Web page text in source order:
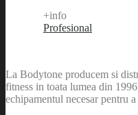
+info
Profesional
La Bodytone producem si
fitness in toata lumea din
echipamentul necesar pentru